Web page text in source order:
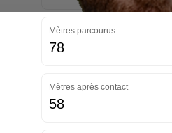
Mètres parcourus
78
Mètres après contact
58